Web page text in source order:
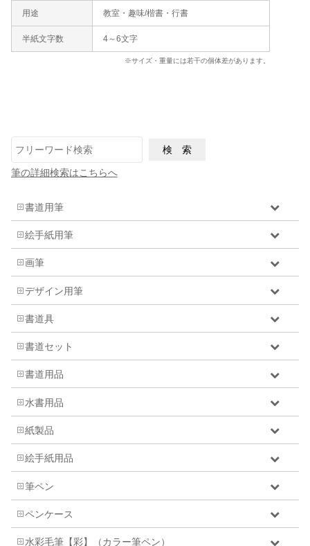
※サイズ・重量には若干の個体差があります。
用途 教室・趣味/楷書・行書
半紙文字数 4～6文字
筆の詳細検索はこちらへ
書道用筆
絵手紙用筆
画筆
デザイン用筆
書道具
書道セット
書道用品
水書用品
紙製品
絵手紙用品
筆ペン
ペンケース
水彩毛筆【彩】（カラー筆ペン）